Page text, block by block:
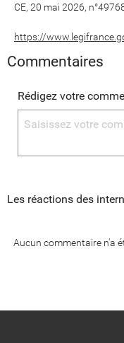
CE, 20 mai 2026,
https://
Commentaires
Rédigez votre
Les réactions des
Aucun commentaire n'a